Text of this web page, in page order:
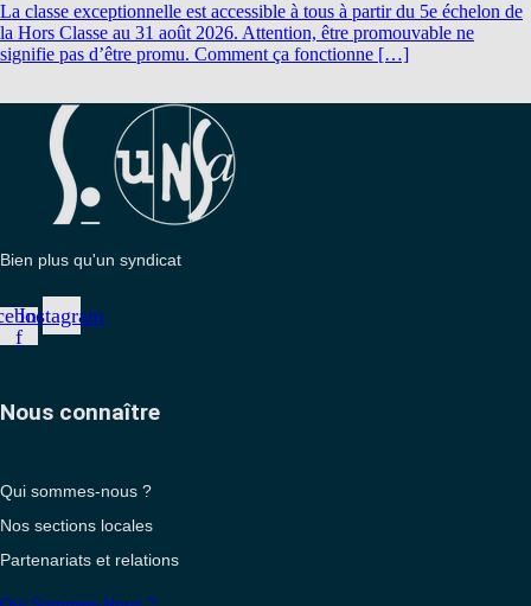
La classe exceptionnelle est accessible à tous à partir du 5e échelon de
la Hors Classe au 31 août 2026. Attention, être promouvable ne
signifie pas d’être promu. Comment ça fonctionne […]
Bien plus qu'un syndicat
f
Instagram
Nous connaître
Qui sommes-nous ?
Nos sections locales
Partenariats et relations